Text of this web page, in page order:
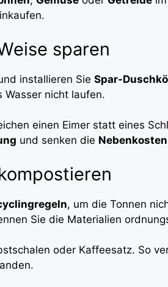
sparen
installieren Sie Spar-
nicht laufen.
einen Eimer statt eines
und senken die Nebenkosten
, um die Tonnen
Sie die Materialien
oder Kaffeesatz. So